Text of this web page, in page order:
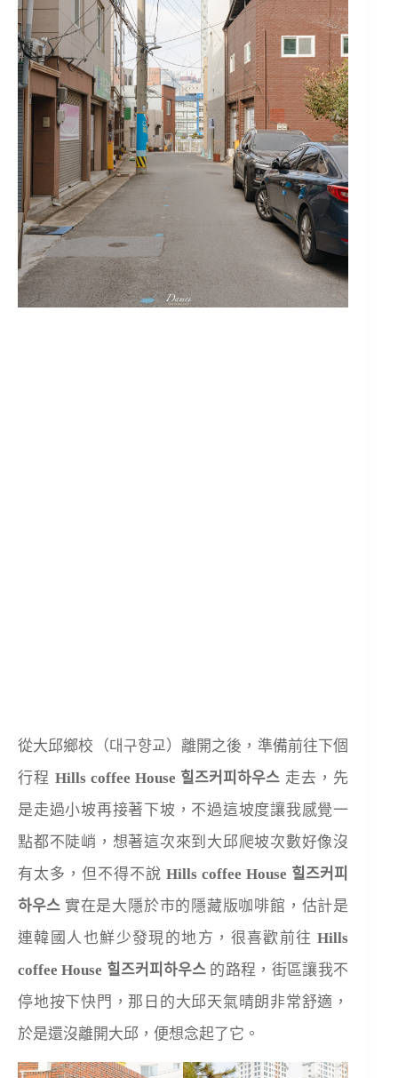
從大邱鄉校（대구향교）離開之後，準備前往下個
行程 Hills coffee House 힐즈커피하우스 走去，先
是走過小坡再接著下坡，不過這坡度讓我感覺一
點都不陡峭，想著這次來到大邱爬坡次數好像沒
有太多，但不得不說Hills coffee House 힐즈커피
하우스 實在是大隱於市的隱藏版咖啡館，估計是
連韓國人也鮮少發現的地方，很喜歡前往Hills
coffee House 힐즈커피하우스 的路程，街區讓我不
停地按下快門，那日的大邱天氣晴朗非常舒適，
於是還沒離開大邱，便想念起了它。